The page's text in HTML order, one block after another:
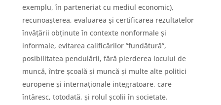
exemplu, în parteneriat cu mediul economic),
recunoașterea, evaluarea și certificarea rezultatelor
învățării obținute în contexte nonformale și
informale, evitarea calificărilor ”fundătură”,
posibilitatea pendulării, fără pierderea locului de
muncă, între școală și muncă și multe alte politici
europene și internaționale integratoare, care
întăresc, totodată, și rolul școlii în societate.